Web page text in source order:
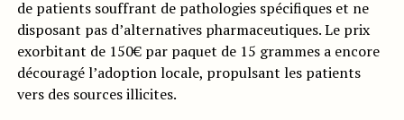
de patients souffrant de pathologies spécifiques et ne
disposant pas d’alternatives pharmaceutiques. Le prix
exorbitant de 150€ par paquet de 15 grammes a encore
découragé l’adoption locale, propulsant les patients
vers des sources illicites.